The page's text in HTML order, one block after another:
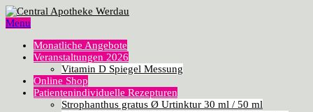
Menu
Monatliche Angebote
Veranstaltungen 2026
Vitamin D Spiegel Messung
Online Shop
Patientenindividuelle Rezepturen
Strophanthus gratus Ø Urtinktur 30 ml / 50 ml